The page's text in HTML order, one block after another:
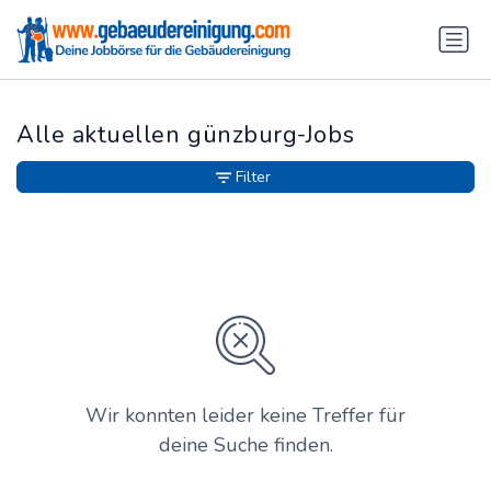
Alle aktuellen günzburg-Jobs
Wir konnten leider keine Treffer für
deine Suche finden.
Filter